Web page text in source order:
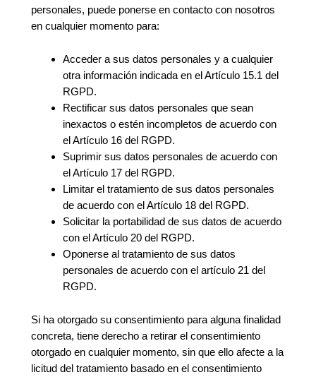
personales, puede ponerse en contacto con nosotros
en cualquier momento para:
Acceder a sus datos personales y a cualquier
otra información indicada en el Artículo 15.1 del
RGPD.
Rectificar sus datos personales que sean
inexactos o estén incompletos de acuerdo con
el Artículo 16 del RGPD.
Suprimir sus datos personales de acuerdo con
el Artículo 17 del RGPD.
Limitar el tratamiento de sus datos personales
de acuerdo con el Artículo 18 del RGPD.
Solicitar la portabilidad de sus datos de acuerdo
con el Artículo 20 del RGPD.
Oponerse al tratamiento de sus datos
personales de acuerdo con el artículo 21 del
RGPD.
Si ha otorgado su consentimiento para alguna finalidad
concreta, tiene derecho a retirar el consentimiento
otorgado en cualquier momento, sin que ello afecte a la
licitud del tratamiento basado en el consentimiento